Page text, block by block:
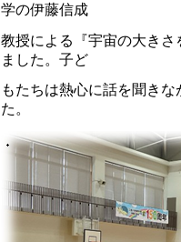
運動会前の環
2014年5月13日
青文祭企画運
2014年4月16日
１６１号 は
2014年3月26日
学の伊藤信成
教授による『宇宙の大き
ました。子ど
もたちは熱心に話を聞き
た。